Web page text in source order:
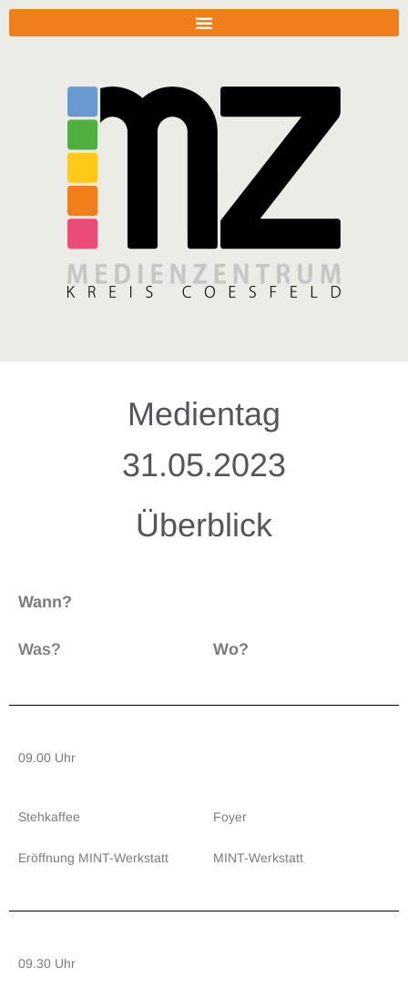
Medientag
31.05.2023
Überblick
Wann?
Was? Wo?
09.00 Uhr
Stehkaffee
Eröffnung MINT-Werkstatt
Foyer
MINT-Werkstatt
09.30 Uhr